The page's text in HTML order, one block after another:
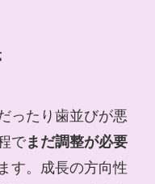
ったり歯並びが悪
でまだ調整が必要
す。成長の方向性